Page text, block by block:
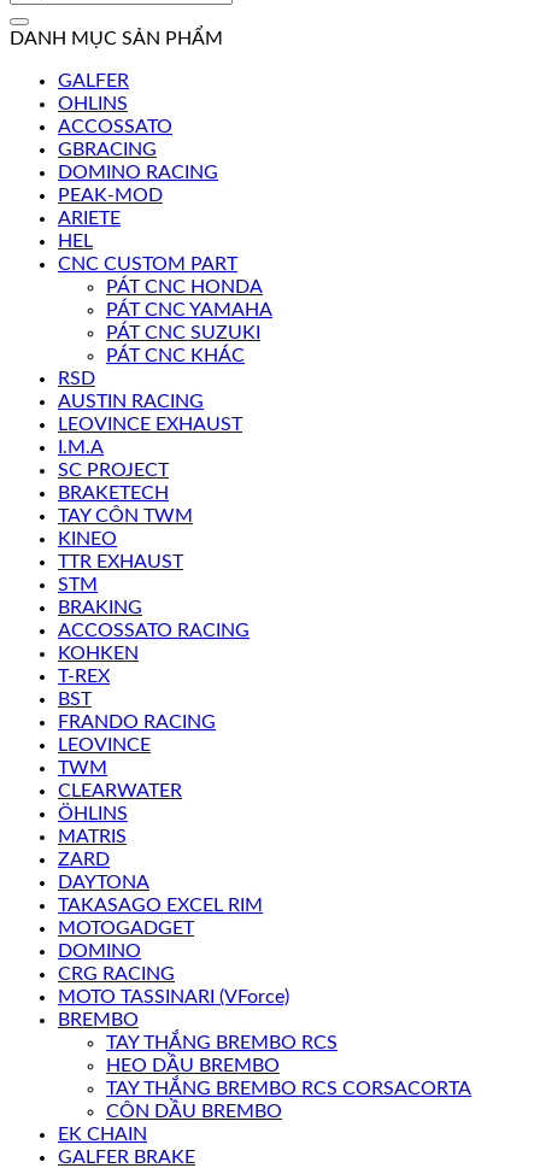
DANH MỤC SẢN PHẨM
GALFER
OHLINS
ACCOSSATO
GBRACING
DOMINO RACING
PEAK-MOD
ARIETE
HEL
CNC CUSTOM PART
PÁT CNC HONDA
PÁT CNC YAMAHA
PÁT CNC SUZUKI
PÁT CNC KHÁC
RSD
AUSTIN RACING
LEOVINCE EXHAUST
I.M.A
SC PROJECT
BRAKETECH
TAY CÔN TWM
KINEO
TTR EXHAUST
STM
BRAKING
ACCOSSATO RACING
KOHKEN
T-REX
BST
FRANDO RACING
LEOVINCE
TWM
CLEARWATER
ÖHLINS
MATRIS
ZARD
DAYTONA
TAKASAGO EXCEL RIM
MOTOGADGET
DOMINO
CRG RACING
MOTO TASSINARI (VForce)
BREMBO
TAY THẮNG BREMBO RCS
HEO DẦU BREMBO
TAY THẮNG BREMBO RCS CORSACORTA
CÔN DẦU BREMBO
EK CHAIN
GALFER BRAKE